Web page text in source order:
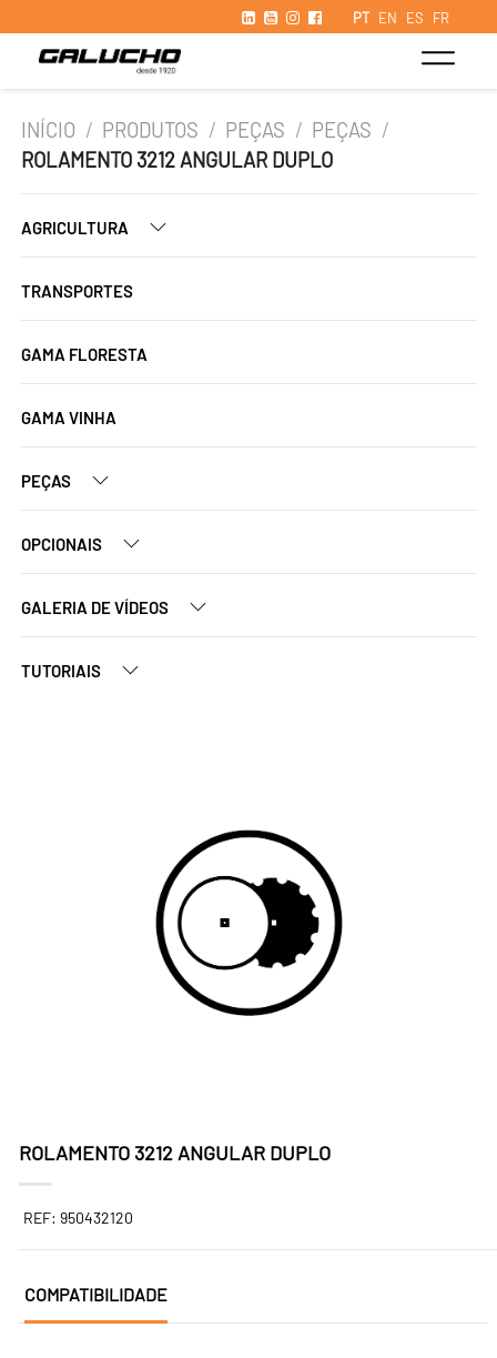
PT EN ES FR
INÍCIO / PRODUTOS / PEÇAS / PEÇAS /
ROLAMENTO 3212 ANGULAR DUPLO
AGRICULTURA
TRANSPORTES
GAMA FLORESTA
GAMA VINHA
PEÇAS
OPCIONAIS
GALERIA DE VÍDEOS
TUTORIAIS
ROLAMENTO 3212 ANGULAR DUPLO
REF: 950432120
COMPATIBILIDADE